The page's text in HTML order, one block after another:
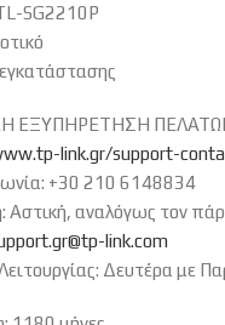
SG2210P
ΕΞΥΠΗΡΕΤΗΣΗ
link.gr/support-
+30 210 6148834
αναλόγως τον
link.com
Δευτέρα με